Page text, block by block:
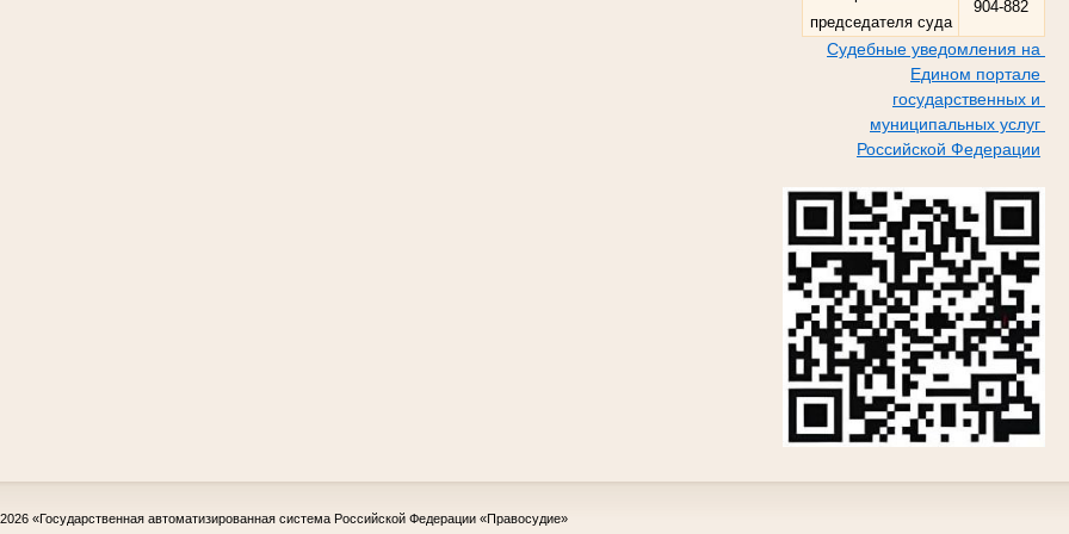
председателя суда
904-882
Судебные уведомления на
Едином портале
государственных и
муниципальных услуг
Российской Федерации
«Государственная автоматизированная система Российской Федерации «Правосудие»